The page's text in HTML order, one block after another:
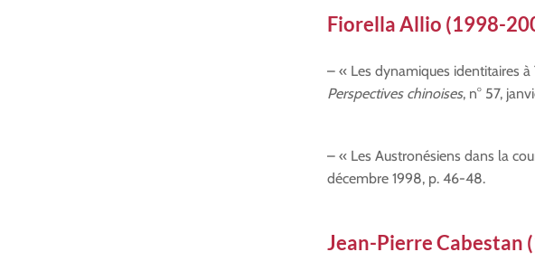
Fiorella Allio (1998-
– « Les dynamiques identitaires
Perspectives chinoises, n° 57,
– « Les Austronésiens dans la
décembre 1998, p. 46-48.
Jean-Pierre Cabestan